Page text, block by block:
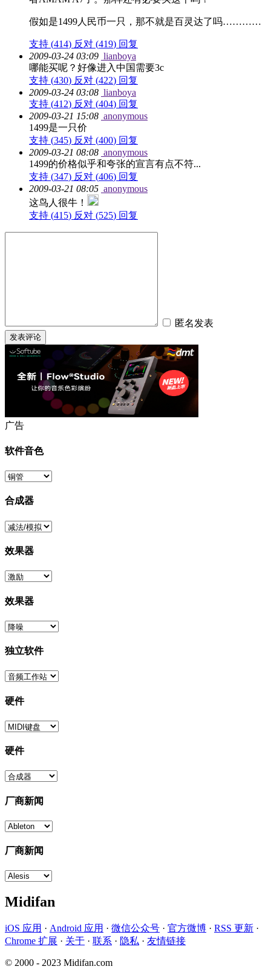
假如是1499人民币一只，那不就是百灵达了吗…………
支持 (414) 反对 (419) 回复
2009-03-24 03:09 lianboya
哪能买呢？好像进入中国需要3c
支持 (430) 反对 (422) 回复
2009-03-24 03:08 lianboya
支持 (412) 反对 (404) 回复
2009-03-21 15:08 anonymous
1499是一只价
支持 (345) 反对 (400) 回复
2009-03-21 08:08 anonymous
1499的价格似乎和夸张的宣言有点不符...
支持 (347) 反对 (406) 回复
2009-03-21 08:05 anonymous
这鸟人很牛！
支持 (415) 反对 (525) 回复
匿名发表
广告
软件音色
合成器
效果器
效果器
独立软件
硬件
硬件
厂商新闻
厂商新闻
Midifan
iOS 应用 · Android 应用 · 微信公众号 · 官方微博 · RSS 更新 ·
Chrome 扩展 · 关于 · 联系 · 隐私 · 友情链接
© 2000 - 2023 Midifan.com